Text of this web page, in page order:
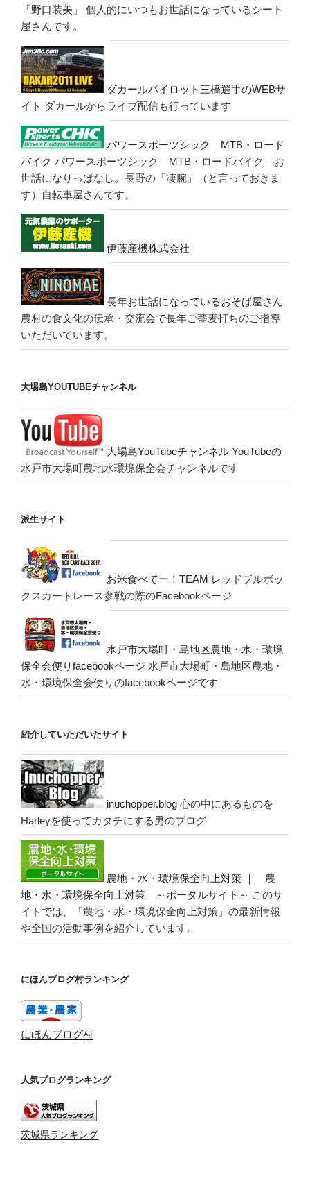
「野口装美」
個人的にいつもお世話になっているシート
屋さんです。
ダカールパイロット三橋選手のWEBサ
イト ダカールからライブ配信も行っています
パワースポーツシック MTB・ロード
バイク パワースポーツシック MTB・ロードバイク お
世話になりっぱなし。長野の「凄腕」（と言っておきま
す）自転車屋さんです。
伊藤産機株式会社
長年お世話になっているおそば屋さん
農村の食文化の伝承・交流会で長年ご蕎麦打ちのご指導
いただいています。
大場島YOUTUBEチャンネル
大場島YouTubeチャンネル YouTubeの
水戸市大場町農地水環境保全会チャンネルです
派生サイト
お米食べてー！TEAM レッドブルボッ
クスカートレース参戦の際のFacebookページ
水戸市大場町・島地区農地・水・環境
保全会便りfacebookページ 水戸市大場町・島地区農地・
水・環境保全会便りのfacebookページです
紹介していただいたサイト
inuchopper.blog 心の中にあるものを
Harleyを使ってカタチにする男のブログ
農地・水・環境保全向上対策 ｜ 農
地・水・環境保全向上対策 ～ポータルサイト～ このサ
イトでは、「農地・水・環境保全向上対策」の最新情報
や全国の活動事例を紹介しています。
にほんブログ村ランキング
にほんブログ村
人気ブログランキング
茨城県ランキング